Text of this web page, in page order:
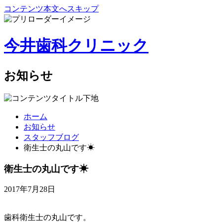
コンテンツ本文へスキップ
今井歯科クリニック
お知らせ
ホーム
お知らせ
スタッフブログ
衛生士の丸山です☀
衛生士の丸山です☀
2017年7月28日
歯科衛生士の丸山です。